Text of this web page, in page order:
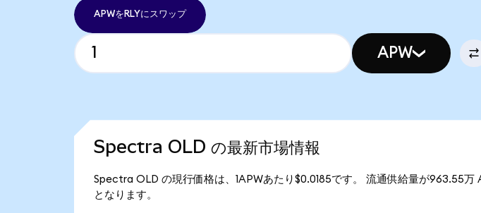
APWをRLYにスワップ
APW
Spectra OLD の最新市場情報
Spectra OLD の現行価格は、1APWあたり$0.0185です。 流通供給量が963.55
となります。